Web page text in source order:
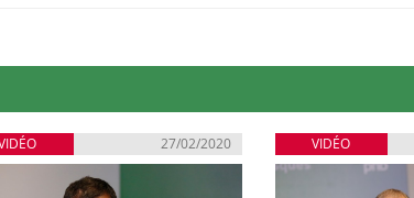
27/02/2020 VIDÉO